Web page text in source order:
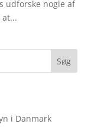
udforske nogle af
Søg
i Danmark